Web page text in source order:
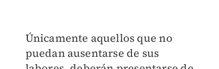
Únicamente aquellos que no
puedan ausentarse de sus